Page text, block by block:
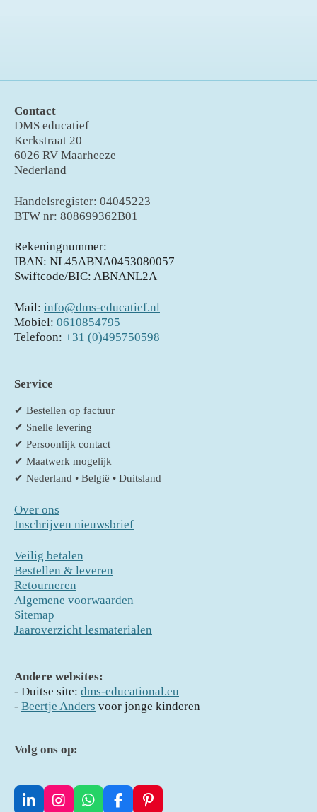
Contact
DMS educatief
Kerkstraat 20
6026 RV Maarheeze
Nederland
Handelsregister: 04045223
BTW nr: 808699362B01
Rekeningnummer:
IBAN: NL45ABNA0453080057
Swiftcode/BIC: ABNANL2A
Mail: info@dms-educatief.nl
Mobiel: 0610854795
Telefoon: +31 (0)495750598
Service
✔ Bestellen op factuur
✔ Snelle levering
✔ Persoonlijk contact
✔ Maatwerk mogelijk
✔ Nederland • België • Duitsland
Over ons
Inschrijven nieuwsbrief
Veilig betalen
Bestellen & leveren
Retourneren
Algemene voorwaarden
Sitemap
Jaaroverzicht lesmaterialen
Andere websites:
- Duitse site: dms-educational.eu
- Beertje Anders voor jonge kinderen
Volg ons op:
L I W F P